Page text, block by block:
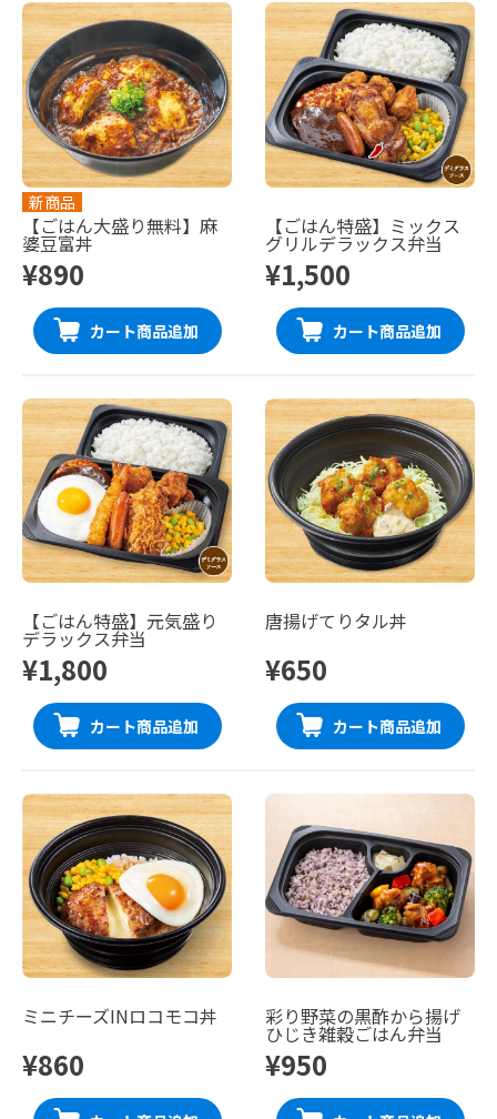
新商品
【ごはん大盛り無料】麻
婆豆富丼
¥890
カート商品追加
【ごはん特盛】ミックス
グリルデラックス弁当
¥1,500
カート商品追加
【ごはん特盛】元気盛り
デラックス弁当
¥1,800
カート商品追加
唐揚げてりタル丼
¥650
カート商品追加
ミニチーズINロコモコ丼
¥860
彩り野菜の黒酢から揚げ
ひじき雑穀ごはん弁当
¥950